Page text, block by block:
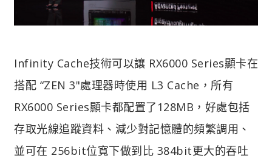
Infinity Cache技術可以讓 RX6000 Series顯卡在
搭配 “ZEN 3"處理器時使用 L3 Cache，所有
RX6000 Series顯卡都配置了128MB，好處包括
存取光線追蹤資料、減少對記憶體的頻繁調用、
並可在 256bit位寬下做到比 384bit更大的吞吐